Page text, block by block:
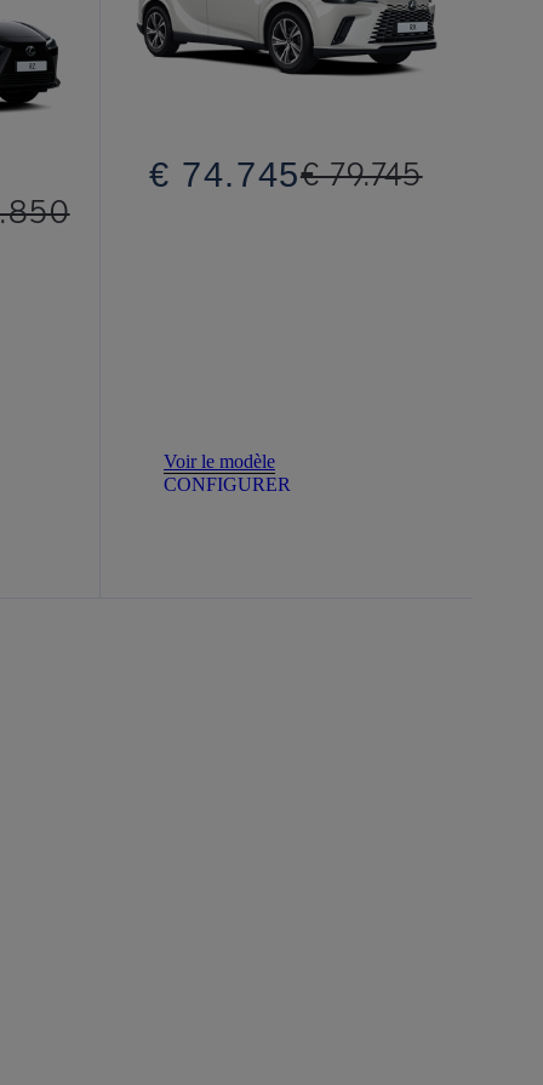
€ 74.745€ 79.745
Voir le modèle
CONFIGURER